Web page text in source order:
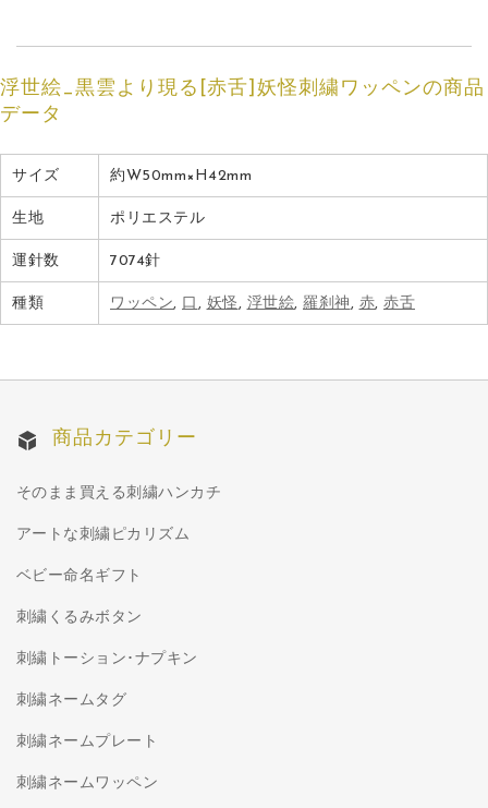
浮世絵_黒雲より現る[赤舌]妖怪刺繍ワッペンの商品
データ
サイズ 約W50mm×H42mm
生地 ポリエステル
運針数 7074針
種類 ワッペン, 口 , 妖怪, 浮世絵, 羅刹神, 赤, 赤舌
商品カテゴリー
そのまま買える刺繍ハンカチ
アートな刺繍ピカリズム
ベビー命名ギフト
刺繍くるみボタン
刺繍トーション･ナプキン
刺繍ネームタグ
刺繍ネームプレート
刺繍ネームワッペン